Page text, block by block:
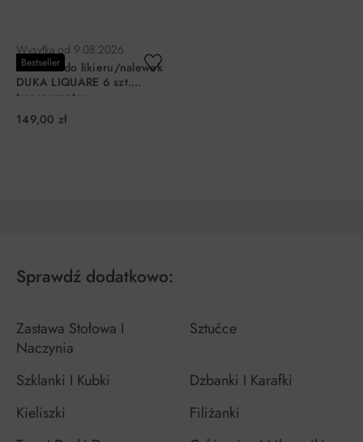
Bestseller
Wysyłka od 9.08.2026
Kieliszki do likieru/nalewek
DUKA LIQUARE 6 szt.
transparentny
149,00 zł
Sprawdź dodatkowo:
Zastawa Stołowa I
Naczynia
Sztućce
Szklanki I Kubki
Dzbanki I Karafki
Kieliszki
Filiżanki